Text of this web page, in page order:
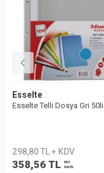
Esselte
Esselte Telli Dosya Gri 50li
298,80 TL + KDV
358,56 TL
KDV
DAHİL